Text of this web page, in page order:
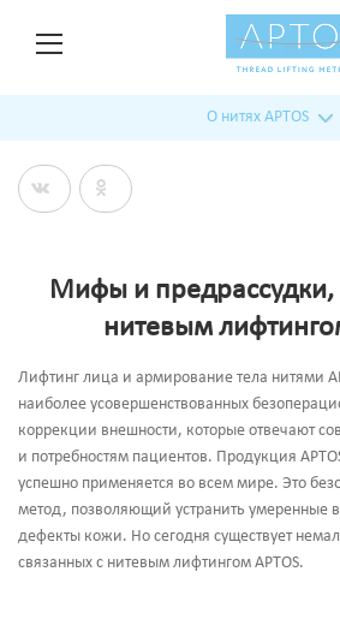
О нитях APTOS
Мифы и предрассудки,
нитевым
Лифтинг лица и армирование тела нитями
наиболее усовершенствованных
коррекции внешности, которые отвечают
и потребностям пациентов. Продукция
успешно применяется во всем мире. Это
метод, позволяющий устранить умеренные
дефекты кожи. Но сегодня существует
связанных с нитевым лифтингом APTOS.